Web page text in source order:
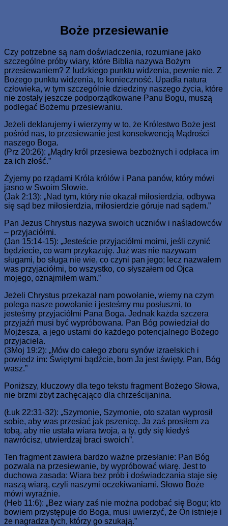
swego Jednorodzonego dał, aby każdy, kto weń wierzy, nie
zginął, ale miał żywot wieczny.Boże przesiewanie
Czy potrzebne są nam doświadczenia, rozumiane jako
szczególne próby wiary, które Biblia nazywa Bożym
przesiewaniem? Z ludzkiego punktu widzenia, pewnie nie. Z
Bożego punktu widzenia, to konieczność. Upadła natura
człowieka, w tym szczególnie dziedziny naszego życia, które
nie zostały jeszcze podporządkowane Panu Bogu, muszą
podlegać Bożemu przesiewaniu.
Jeżeli deklarujemy i wierzymy w to, że Królestwo Boże jest
pośród nas, to przesiewanie jest konsekwencją Mądrości
naszego Boga.
(Prz 20:26): „Mądry król przesiewa bezbożnych i odpłaca im
za ich złość.”
Żyjemy po rządami Króla królów i Pana panów, który mówi
jasno w Swoim Słowie.
(Jak 2:13): „Nad tym, który nie okazał miłosierdzia, odbywa
się sąd bez miłosierdzia, miłosierdzie góruje nad sądem.”
Pan Jezus Chrystus nazywa swoich uczniów i naśladowców
– przyjaciółmi.
(Jan 15:14-15): „Jesteście przyjaciółmi moimi, jeśli czynić
będziecie, co wam przykazuję. Już was nie nazywam
sługami, bo sługa nie wie, co czyni pan jego; lecz nazwałem
was przyjaciółmi, bo wszystko, co słyszałem od Ojca
mojego, oznajmiłem wam.”
Jeżeli Chrystus przekazał nam powołanie, wiemy na czym
polega nasze powołanie i jesteśmy mu posłuszni, to
jesteśmy przyjaciółmi Pana Boga. Jednak każda szczera
przyjaźń musi być wypróbowana. Pan Bóg powiedział do
Mojżesza, a jego ustami do każdego potencjalnego Bożego
przyjaciela.
(3Moj 19:2): „Mów do całego zboru synów izraelskich i
powiedz im: Świętymi bądźcie, bom Ja jest święty, Pan, Bóg
wasz.”
Poniższy, kluczowy dla tego tekstu fragment Bożego Słowa,
nie brzmi zbyt zachęcająco dla chrześcijanina.
(Łuk 22:31-32): „Szymonie, Szymonie, oto szatan wyprosił
sobie, aby was przesiać jak pszenicę. Ja zaś prosiłem za
tobą, aby nie ustała wiara twoja, a ty, gdy się kiedyś
nawrócisz, utwierdzaj braci swoich”.
Ten fragment zawiera bardzo ważne przesłanie: Pan Bóg
pozwala na przesiewanie, by wypróbować wiarę. Jest to
duchowa zasada: Wiara bez prób i doświadczania staje się
naszą wiarą, czyli naszymi oczekiwaniami. Słowo Boże
mówi wyraźnie.
(Heb 11:6): „Bez wiary zaś nie można podobać się Bogu; kto
bowiem przystępuje do Boga, musi uwierzyć, że On istnieje i
że nagradza tych, którzy go szukają.”